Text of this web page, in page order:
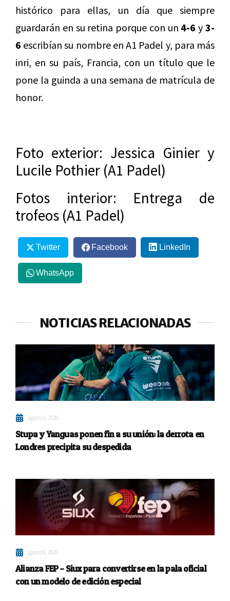
histórico para ellas, un día que siempre
guardarán en su retina porque con un 4-6 y3-
6 escribían su nombre en A1 Padel y, para más
inri, en su país, Francia, con un título que le
pone la guinda a una semana de matrícula de
honor.
Foto exterior: Jessica Ginier y
Lucile Pothier (A1 Padel)
Fotos interior: Entrega de
trofeos (A1 Padel)
Twitter Facebook LinkedIn
WhatsApp
NOTICIAS RELACIONADAS
agosto 6, 2026
Stupa y Yanguas ponen fin a su unión: la derrota en
Londres precipita su despedida
agosto 6, 2026
Alianza FEP – Siux para convertirse en la pala oficial
con un modelo de edición especial